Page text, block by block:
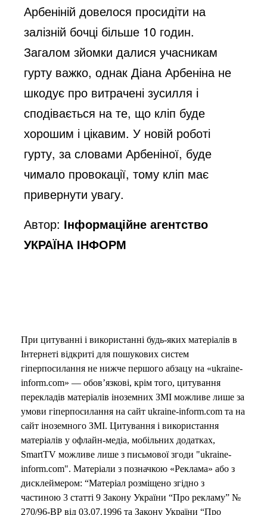
Арбеніній довелося просидіти на
залізній бочці більше 10 годин.
Загалом зйомки далися учасникам
гурту важко, однак Діана Арбеніна не
шкодує про витрачені зусилля і
сподівається на те, що кліп буде
хорошим і цікавим. У новій роботі
гурту, за словами Арбеніної, буде
чимало провокації, тому кліп має
привернути увагу.
Автор: Інформаційне агентство
УКРАЇНА ІНФОРМ
При цитуванні і використанні будь-яких матеріалів в
Інтернеті відкриті для пошукових систем
гіперпосилання не нижче першого абзацу на «ukraine-
inform.com» — обов’язкові, крім того, цитування
перекладів матеріалів іноземних ЗМІ можливе лише за
умови гіперпосилання на сайт ukraine-inform.com та на
сайт іноземного ЗМІ. Цитування і використання
матеріалів у офлайн-медіа, мобільних додатках,
SmartTV можливе лише з письмової згоди "ukraine-
inform.com". Матеріали з позначкою «Реклама» або з
дисклеймером: “Матеріал розміщено згідно з
частиною 3 статті 9 Закону України “Про рекламу” №
270/96-ВР від 03.07.1996 та Закону України “Про